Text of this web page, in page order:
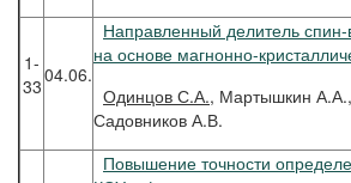
1-
3304.06.
Направленный делитель спин-
на основе магнонно-
Одинцов С.А., Мартышкин
Садовников А.В.
Повышение точности